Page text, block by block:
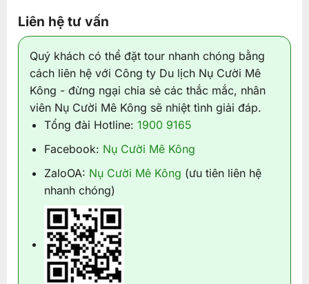
Liên hệ tư vấn
Quý khách có thể đặt tour nhanh chóng bằng
cách liên hệ với Công ty Du lịch Nụ Cười Mê
Kông - đừng ngại chia sẻ các thắc mắc, nhân
viên Nụ Cười Mê Kông sẽ nhiệt tình giải đáp.
Tổng đài Hotline: 1900 9165
Facebook: Nụ Cười Mê Kông
ZaloOA: Nụ Cười Mê Kông (ưu tiên liên hệ
nhanh chóng)